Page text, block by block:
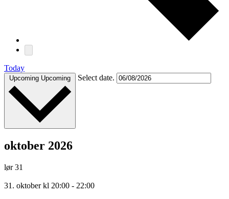
Today
Upcoming Upcoming Select date.
oktober 2026
lør31
31. oktober kl 20:00 - 22:00